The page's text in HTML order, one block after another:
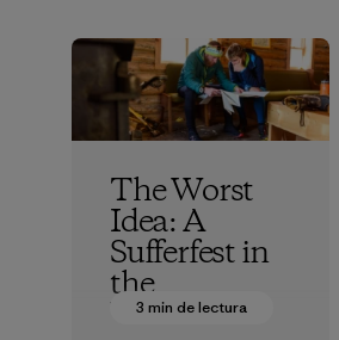
The Worst
Idea: A
Sufferfest in
the
Wyoming
3 min de lectura